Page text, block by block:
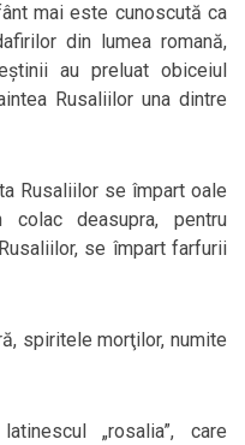
mai este cunoscută ca
din lumea romană,
au preluat obiceiul
Rusaliilor una dintre
Rusaliilor se împart oale
deasupra, pentru
se împart farfurii
spiritele morţilor, numite
„rosalia”, care